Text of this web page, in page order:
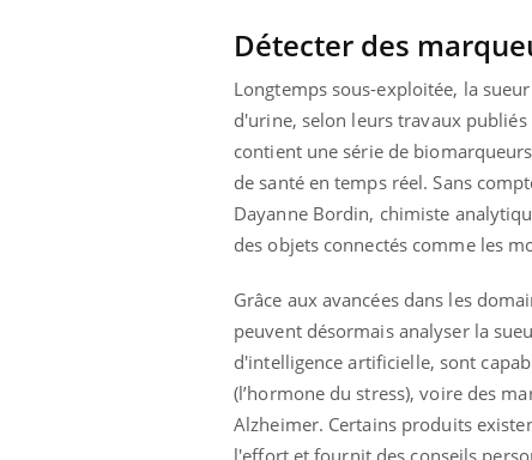
Détecter des
Longtemps sous-exploitée, la
d'urine, selon leurs travaux publiés
contient une série de
de santé en temps réel. Sans
Dayanne Bordin, chimiste
des objets connectés comme les
Grâce aux avancées dans les
peuvent désormais analyser la
d'intelligence artificielle, sont
(l’hormone du stress), voire des
Alzheimer. Certains produits
l'effort et fournit des conseils